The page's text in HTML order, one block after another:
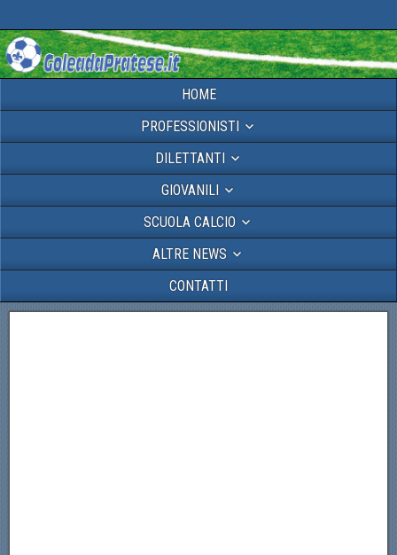
HOME
PROFESSIONISTI
DILETTANTI
GIOVANILI
SCUOLA CALCIO
ALTRE NEWS
CONTATTI